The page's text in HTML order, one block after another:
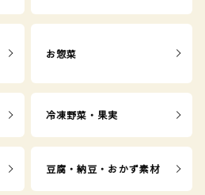
お惣菜
冷凍野菜・果実
豆腐・納豆・おかず素材